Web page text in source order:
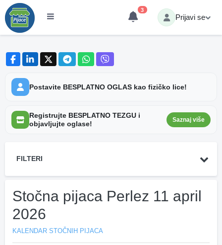
3
Prijavi se
Postavite BESPLATNO OGLAS kao fizičko lice!
Registrujte BESPLATNO TEZGU i
objavljujte oglase!
Saznaj više
FILTERI
Stočna pijaca Perlez 11 april
2026
KALENDAR STOČNIH PIJACA